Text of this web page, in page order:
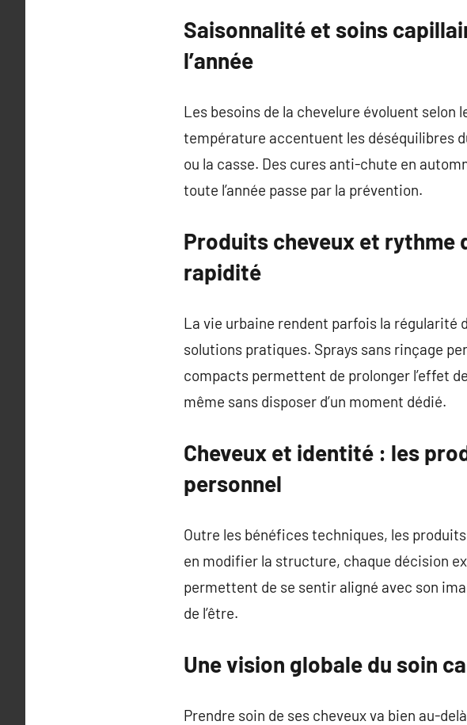
Saisonnalité et soins
l’année
Les besoins de la chevelure évoluent selon
température accentuent les déséquilibres
ou la casse. Des cures anti-chute en
toute l’année passe par la prévention.
Produits cheveux et rythme
rapidité
La vie urbaine rendent parfois la régularité
solutions pratiques. Sprays sans rinçage
compacts permettent de prolonger l’effet
même sans disposer d’un moment dédié.
Cheveux et identité : les
personnel
Outre les bénéfices techniques, les
en modifier la structure, chaque décision
permettent de se sentir aligné avec son
de l’être.
Une vision globale du soin
Prendre soin de ses cheveux va bien au-